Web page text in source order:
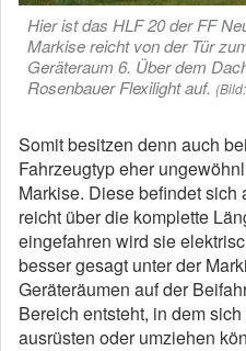
Hier ist das HLF 20 der FF
Markise reicht von der Tür
Geräteraum 6. Über dem
Rosenbauer Flexilight auf.
Somit besitzen denn auch
Fahrzeugtyp eher
Markise. Diese befindet sich
reicht über die komplette
eingefahren wird sie
besser gesagt unter der
Geräteräumen auf der
Bereich entsteht, in dem
ausrüsten oder umziehen